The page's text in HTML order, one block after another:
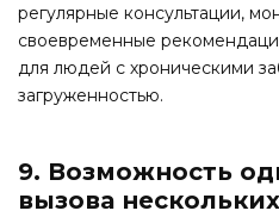
регулярные консультации,
своевременные
для людей с хроническими
загруженностью.
9. Возможность
вызова